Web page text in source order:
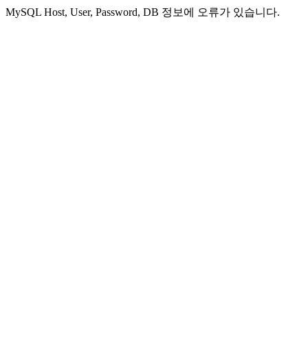
MySQL Host, User, Password, DB 정보에 오류가 있습니다.